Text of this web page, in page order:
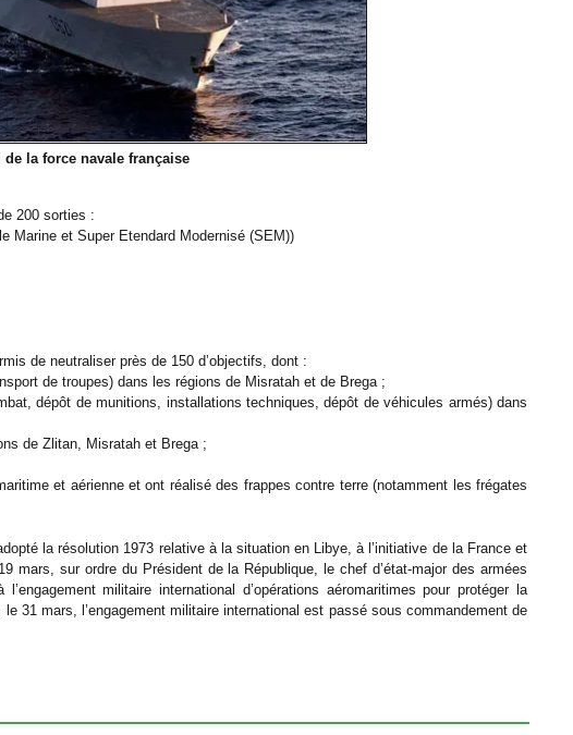
de la force navale française
200 sorties :
Marine et Super Etendard Modernisé (SEM))
de neutraliser près de 150 d’objectifs, dont :
de troupes) dans les régions de Misratah et de Brega ;
dépôt de munitions, installations techniques, dépôt de véhicules armés) dans
de Zlitan, Misratah et Brega ;
et aérienne et ont réalisé des frappes contre terre (notamment les frégates
la résolution 1973 relative à la situation en Libye, à l’initiative de la France et
sur ordre du Président de la République, le chef d’état-major des armées
militaire international d’opérations aéromaritimes pour protéger la
31 mars, l’engagement militaire international est passé sous commandement de